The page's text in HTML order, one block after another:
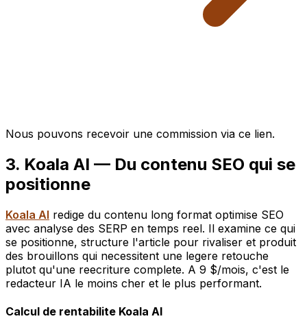
Nous pouvons recevoir une commission via ce lien.
3. Koala AI — Du contenu SEO qui se
positionne
Koala AI redige du contenu long format optimise SEO
avec analyse des SERP en temps reel. Il examine ce qui
se positionne, structure l'article pour rivaliser et produit
des brouillons qui necessitent une legere retouche
plutot qu'une reecriture complete. A 9 $/mois, c'est le
redacteur IA le moins cher et le plus performant.
Calcul de rentabilite Koala AI